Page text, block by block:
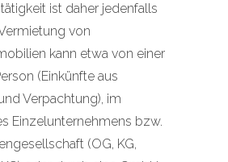
ist daher jedenfalls
von
kann etwa von einer
(Einkünfte aus
Verpachtung), im
Einzelunternehmens bzw.
(OG, KG,